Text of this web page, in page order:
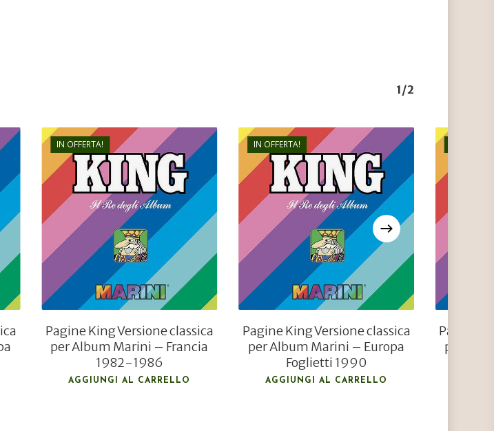
1/2
IN OFFERTA!
€ 176,00
€70,40
Pagine King Versione classica
per Album Marini – Francia
1982-1986
AGGIUNGI AL CARRELLO
IN OFFERTA!
€ 24,00
€9,60
Pagine King Versione classica
per Album Marini – Europa
Foglietti 1990
AGGIUNGI AL CARRELLO
Pagine
per